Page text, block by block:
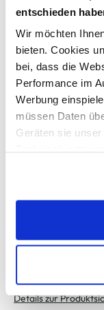
entschieden
Wir möchten
bieten. Cookies
bei, dass die
Performance im
Werbung
müssen Daten
Geräten sie
werden, werden
Fall gesetzt.
Trackingzwecke
erlauben" bzw.
(einschließlich
zu ändern oder
Cookie-Hinweis
ein zeitloses
hier ist
AWG
910728-0177927001-
Details zur